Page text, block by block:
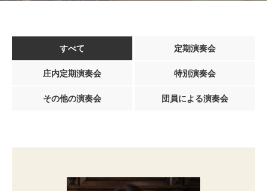
すべて 定期演奏会
庄内定期演奏会 特別演奏会
その他の演奏会 団員による演奏会